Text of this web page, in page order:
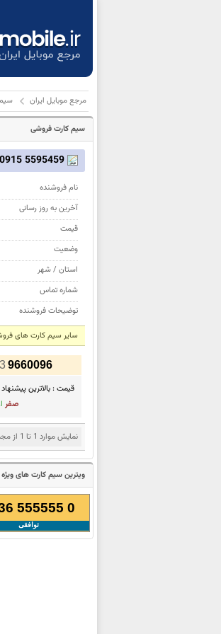
مرجع موبایل ایران
سیم کارت فروشی
5595459 0915
نام فروشنده
آخرین به روز رسانی
قیمت
وضعیت
استان / شهر
شماره تماس
توضیحات فروشنده
سایر سیم کارت های
9660096
قیمت :بالاترین پيشنهاد
صفر
نمایش موارد 1 تا 1 از مجموع 1 مورد
ویترین سیم کارت های ویژه
555555 0
توافقی